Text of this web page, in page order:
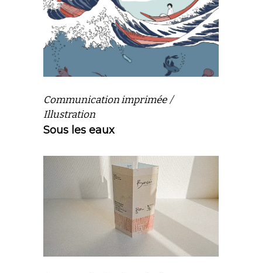
Communication imprimée
Illustration
Sous les eaux